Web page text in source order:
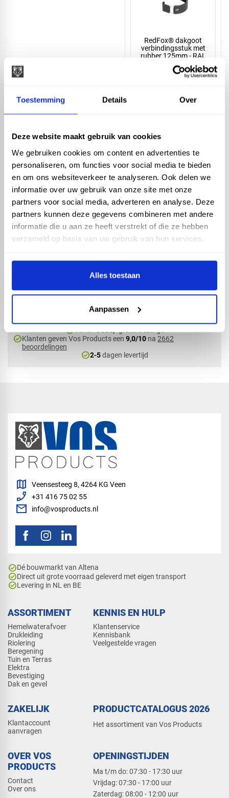
Toestemming Details Over
Deze website maakt gebruik van cookies
We gebruiken cookies om content en advertenties te
personaliseren, om functies voor social media te bieden
en om ons websiteverkeer te analyseren. Ook delen we
informatie over uw gebruik van onze site met onze
partners voor social media, adverteren en analyse. Deze
partners kunnen deze gegevens combineren met andere
informatie die u aan ze heeft verstrekt of die ze hebben
verzameld op basis van uw gebruik van hun services.
Alles toestaan
Aanpassen
RedFox® dakgoot
verbindingsstuk met
rubber 125mm - RAL
9005
verbindingsstuk met
rubber 125mm - RAL
7024
verbindingsstuk met
check_circle
check_circleKlanten geven Vos Products een9,0/10 na2662
beoordelingen
check_circle2-5dagen levertijd
ASSORTIMENT
Hemelwaterafvoer
Drukleiding
Riolering
Beregening
Tuin en Terras
Elektra
Bevestiging
Dak en gevel
KENNIS EN HULP
Klantenservice
Kennisbank
Veelgestelde vragen
ZAKELIJK
Klantaccount
aanvragen
PRODUCTCATALOGUS 2026
Het assortiment van Vos Products
OVER VOS
PRODUCTS
Contact
Over ons
OPENINGSTIJDEN
Ma t/m do: 07:30 - 17:30 uur
​Vrijdag: 07:30 - 17:00 uur
​Zaterdag: 08:00 - 12:00 uur
map Veensesteeg 8, 4264 KG Veen
phone_enabled +31 416 75 02 55
mail info@vosproducts.nl
check_circleDé bouwmarkt van Altena
check_circleDirect uit grote voorraad geleverd met eigen transport
check_circleLevering in NL en BE